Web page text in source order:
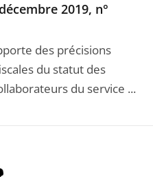
2019, n°
des précisions
du statut des
du service ...